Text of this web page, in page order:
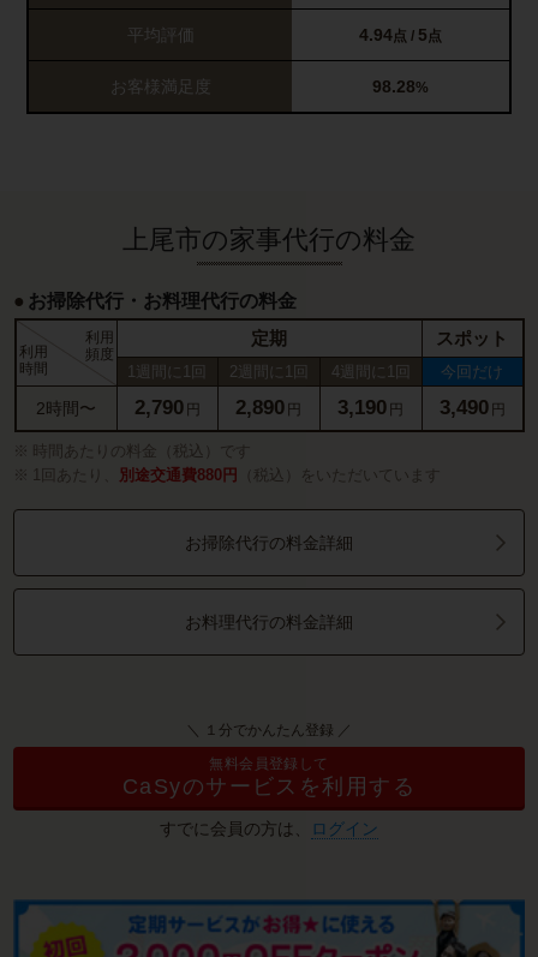
平均評価 4.94点 / 5 点
お客様満足度 98.28%
上尾市の家事代行の料金
お掃除代行・お料理代行の料金
利用
時間
利用
頻度
定期 スポット
1週間に1回 2週間に1回 4週間に1回 今回だけ
2時間〜 2,790 円 2,890 円 3,190 円 3,490 円
時間あたりの料金（税込）です
1回あたり、
別途交通費880円 （税込）をいただいています
お掃除代行の料金詳細
お料理代行の料金詳細
＼ １分でかんたん登録 ／
無料会員登録して
CaSyのサービスを利用する
すでに会員の方は、 ログイン